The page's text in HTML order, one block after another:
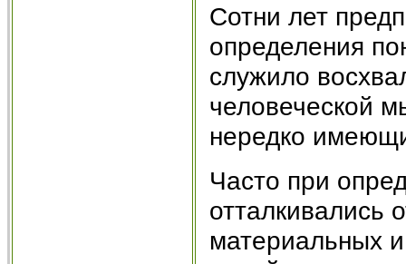
Сотни лет
определения
служило
человеческой
нередко
Часто при
отталкивались
материальных